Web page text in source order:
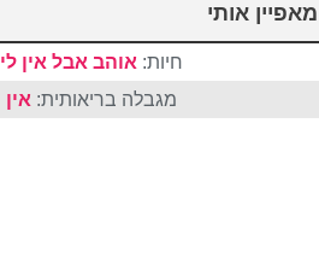
מאפיין אותי
חיות: אוהב אבל אין לי
מגבלה בריאותית: אין